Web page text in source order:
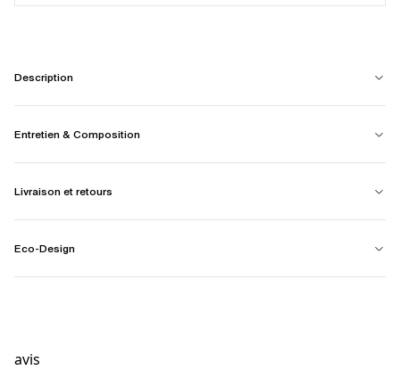
Description
Entretien & Composition
Livraison et retours
Eco-Design
avis